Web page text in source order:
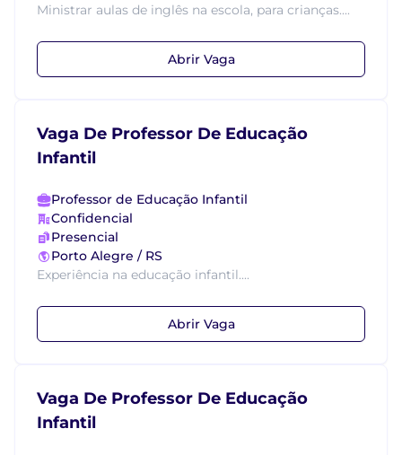
Ministrar aulas de inglês na escola, para crianças....
Abrir Vaga
Vaga De Professor De Educação
Infantil
Professor de Educação Infantil
Confidencial
Presencial
Porto Alegre / RS
Experiência na educação infantil....
Abrir Vaga
Vaga De Professor De Educação
Infantil